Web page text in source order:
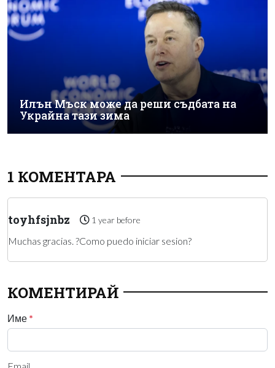
Илън Мъск може да реши съдбата на
Украйна тази зима
1 КОМЕНТАРА
toyhfsjnbz 1 year before
Muchas gracias. ?Como puedo iniciar sesion?
КОМЕНТИРАЙ
Име *